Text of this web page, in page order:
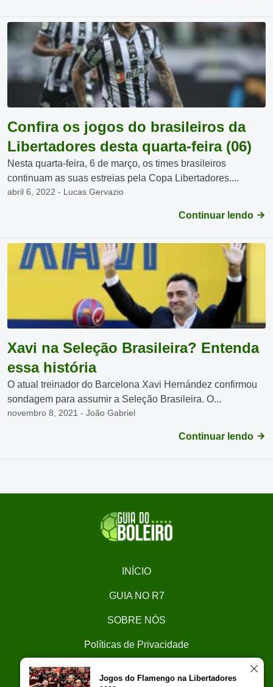
Confira os jogos do brasileiros da
Libertadores desta quarta-feira (06)
Nesta quarta-feira, 6 de março, os times brasileiros
continuam as suas estreias pela Copa Libertadores....
abril 6, 2022 - Lucas Gervazio
Continuar lendo
Xavi na Seleção Brasileira? Entenda
essa história
O atual treinador do Barcelona Xavi Hernández confirmou
sondagem para assumir a Seleção Brasileira. O...
novembro 8, 2021 - João Gabriel
Continuar lendo
INÍCIO
GUIA NO R7
SOBRE NÓS
Políticas de Privacidade
Jogos do Flamengo na Libertadores